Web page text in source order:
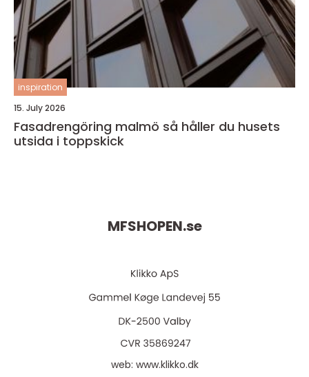
inspiration
15. July 2026
Fasadrengöring malmö så håller du husets
utsida i toppskick
MFSHOPEN.se
web: www.klikko.dk